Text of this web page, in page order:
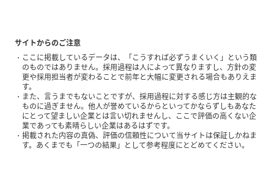
サイトからのご注意
ここに掲載しているデータは、「こうすれば必ずうまくいく」という類
のものではありません。採用過程は人によって異なりますし、方針の変
更や採用担当者が変わることで前年と大幅に変更される場合もありえま
す。
また、言うまでもないことですが、採用過程に対する感じ方は主観的な
ものに過ぎません。他人が誉めているからといってかならずしもあなた
にとって望ましい企業とは言い切れませんし、ここで評価の高くない企
業であっても素晴らしい企業はあるはずです。
掲載された内容の真偽、評価の信頼性について当サイトは保証しかねま
す。あくまでも「一つの結果」として参考程度にとどめてください。